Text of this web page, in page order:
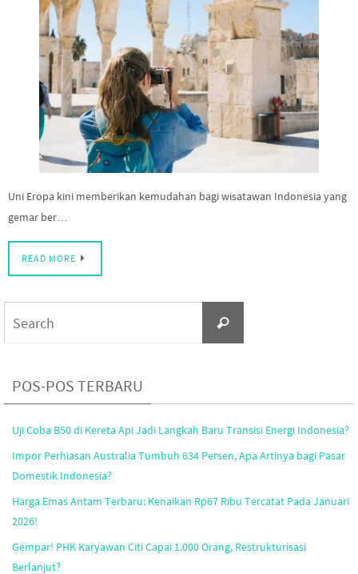
Uni Eropa kini memberikan kemudahan bagi wisatawan Indonesia yang
gemar ber…
READ MORE
Search
POS-POS TERBARU
Uji Coba B50 di Kereta Api Jadi Langkah Baru Transisi Energi Indonesia?
Impor Perhiasan Australia Tumbuh 634 Persen, Apa Artinya bagi Pasar
Domestik Indonesia?
Harga Emas Antam Terbaru: Kenaikan Rp67 Ribu Tercatat Pada Januari
2026!
Gempar! PHK Karyawan Citi Capai 1.000 Orang, Restrukturisasi
Berlanjut?